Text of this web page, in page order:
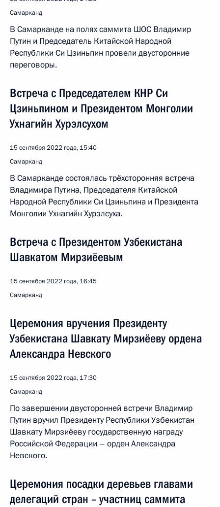
Самарканд
В Самарканде на полях саммита ШОС Владимир
Путин и Председатель Китайской Народной
Республики Си Цзиньпин провели двусторонние
переговоры.
Встреча с Председателем КНР Си
Цзиньпином и Президентом Монголии
Ухнагийн Хурэлсухом
15 сентября 2022 года, 15:40
Самарканд
В Самарканде состоялась трёхсторонняя встреча
Владимира Путина, Председателя Китайской
Народной Республики Си Цзиньпина и Президента
Монголии Ухнагийн Хурэлсуха.
Встреча с Президентом Узбекистана
Шавкатом Мирзиёевым
15 сентября 2022 года, 16:45
Самарканд
Церемония вручения Президенту
Узбекистана Шавкату Мирзиёеву ордена
Александра Невского
15 сентября 2022 года, 17:30
Самарканд
По завершении двусторонней встречи Владимир
Путин вручил Президенту Республики Узбекистан
Шавкату Мирзиёеву государственную награду
Российской Федерации – орден Александра
Невского.
Церемония посадки деревьев главами
делегаций стран – участниц саммита